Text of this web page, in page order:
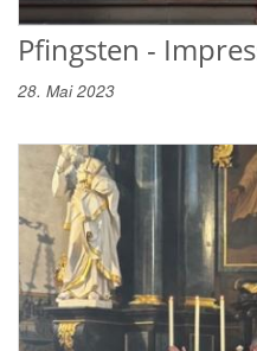
Pfingsten -
28. Mai 2023